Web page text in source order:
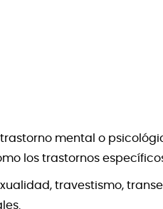
mental o
los trastornos
travestismo,